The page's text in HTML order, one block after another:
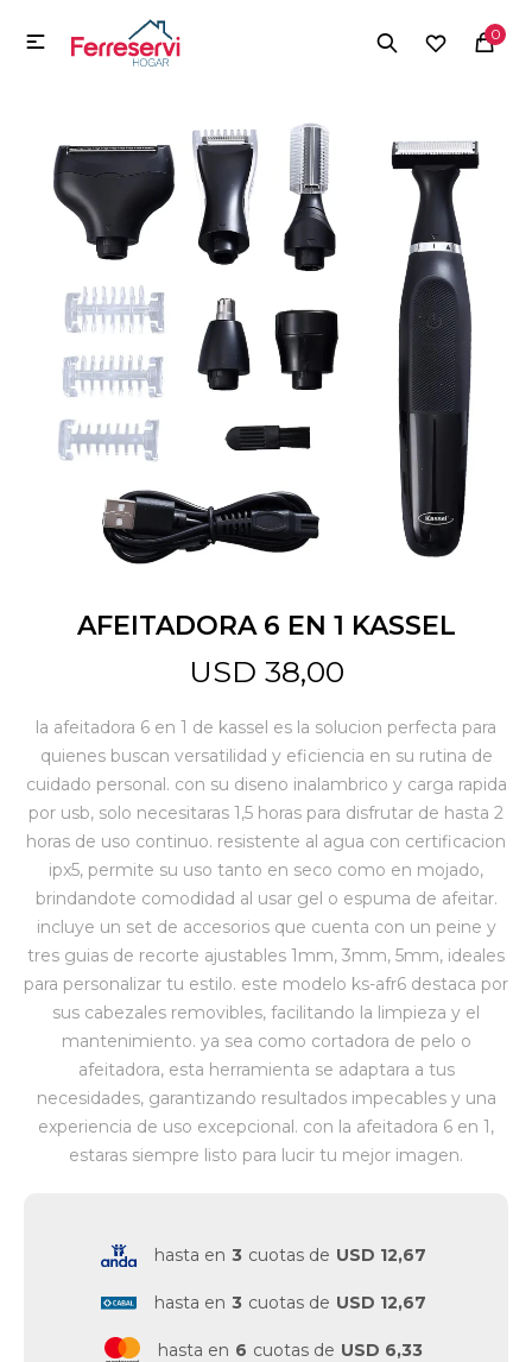
0

AFEITADORA 6 EN 1 KASSEL
USD 38,00
la afeitadora 6 en 1 de kassel es la solucion perfecta para
quienes buscan versatilidad y eficiencia en su rutina de
cuidado personal. con su diseno inalambrico y carga rapida
por usb, solo necesitaras 1,5 horas para disfrutar de hasta 2
horas de uso continuo. resistente al agua con certificacion
ipx5, permite su uso tanto en seco como en mojado,
brindandote comodidad al usar gel o espuma de afeitar.
incluye un set de accesorios que cuenta con un peine y
tres guias de recorte ajustables 1mm, 3mm, 5mm, ideales
para personalizar tu estilo. este modelo ks-afr6 destaca por
sus cabezales removibles, facilitando la limpieza y el
mantenimiento. ya sea como cortadora de pelo o
afeitadora, esta herramienta se adaptara a tus
necesidades, garantizando resultados impecables y una
experiencia de uso excepcional. con la afeitadora 6 en 1,
estaras siempre listo para lucir tu mejor imagen.
hasta en 3 cuotas de USD 12,67
hasta en 3 cuotas de USD 12,67
hasta en 6 cuotas de USD 6,33
MI CUENTA
Herramientas y Construcción
Tecnología
Deportes
Camping
Jardín y Aire Libre
Bazar
Juguetes y artículos para bebé
Gastronomía
Vestimenta y calzado